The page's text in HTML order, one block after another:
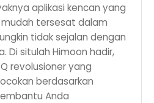
aplikasi kencan yang
tersesat dalam
tidak sejalan dengan
Di situlah Himoon hadir,
revolusioner yang
berdasarkan
Anda